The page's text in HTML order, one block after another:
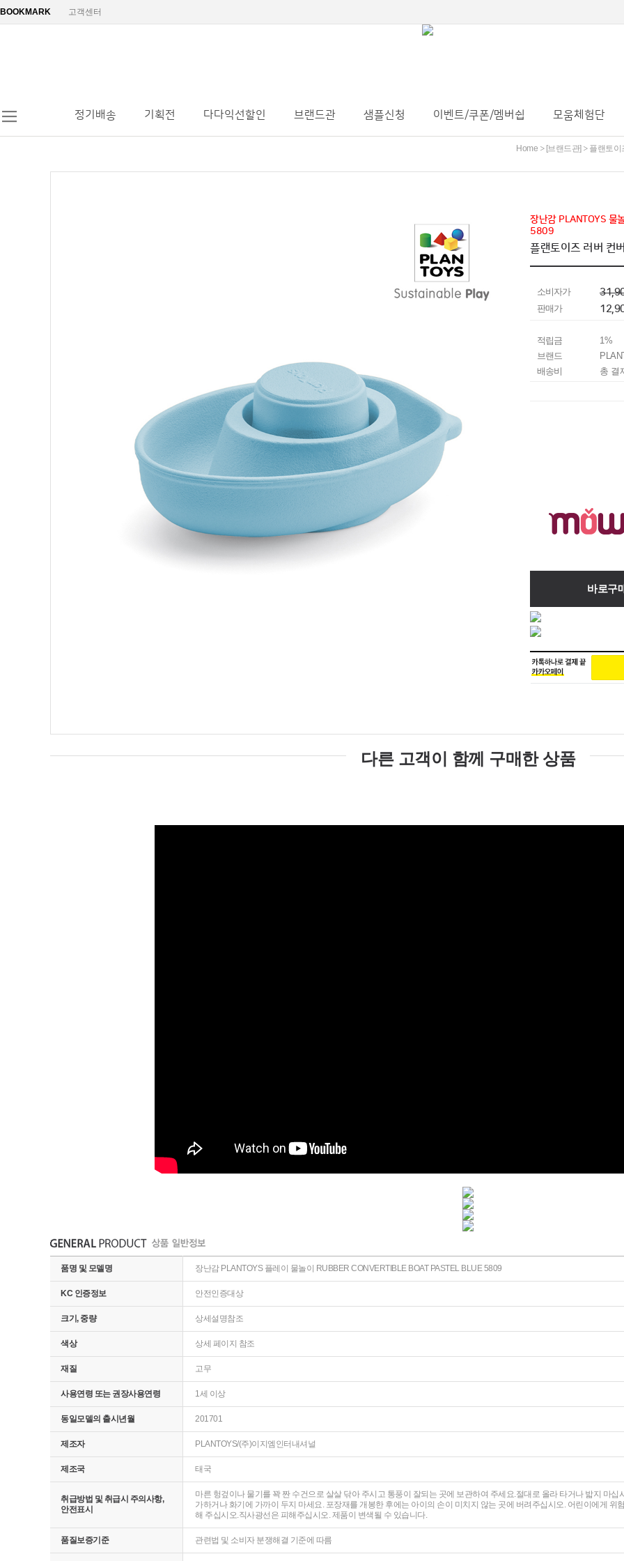
BOOKMARK 고객센터
정기배송 기획전 다다익선할인 브랜드관 샘플신청 이벤트/쿠폰/멤버쉽 모움체험단
Home > [브랜드관] > 플랜토이
장난감 PLANTOYS 물
5809
플랜토이즈 러버 컨
소비자가
판매가
적립금
1%
브랜드
배송비
총 결
바로구
다른 고객이 함께 구매한 상품
품명 및 모델명 장난감 PLANTOYS 플레이 물놀이 RUBBER CONVERTIBLE BOAT PASTEL BLUE 5809
KC 인증정보 안전인증대상
크기, 중량 상세설명참조
색상 상세 페이지 참조
재질 고무
사용연령 또는 권장사용연령 1세 이상
동일모델의 출시년월 201701
제조자 PLANTOYS/(주)이지엠인터내셔널
제조국 태국
취급방법 및 취급시 주의사항,
안전표시
마른 헝겊이나 물기를 꽉 짠 수건으로 살살 닦아 주시고 통풍이 잘되는 곳에 보관하여 주세요.절대로 올라 타거나 밟지 마
가하거나 화기에 가까이 두지 마세요. 포장재를 개봉한 후에는 아이의 손이 미치지 않는 곳에 버려주십시오. 어린이에게
해 주십시오.직사광선은 피해주십시오. 제품이 변색될 수 있습니다.
품질보증기준 관련법 및 소비자 분쟁해결 기준에 따름